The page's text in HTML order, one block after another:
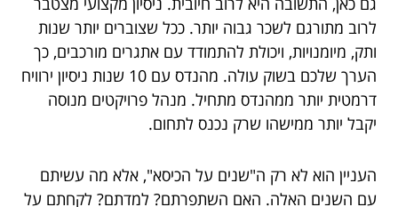
לרוב מתורגם לשכר גבוה יותר. ככל שצוברים יותר שנות
ותק, מיומנויות, ויכולת להתמודד עם אתגרים מורכבים, כך
הערך שלכם בשוק עולה. מהנדס עם 10 שנות ניסיון ירוויח
דרמטית יותר ממהנדס מתחיל. מנהל פרויקטים מנוסה
יקבל יותר ממישהו שרק נכנס לתחום.
העניין הוא לא רק ה"שנים על הכיסא", אלא מה עשיתם
עם השנים האלה. האם השתפרתם? למדתם? לקחתם על